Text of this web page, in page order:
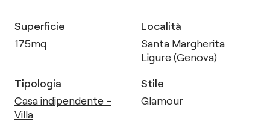
Superficie
175mq
Località
Santa Margherita
Ligure (Genova)
Tipologia
Casa indipendente -
Villa
Stile
Glamour